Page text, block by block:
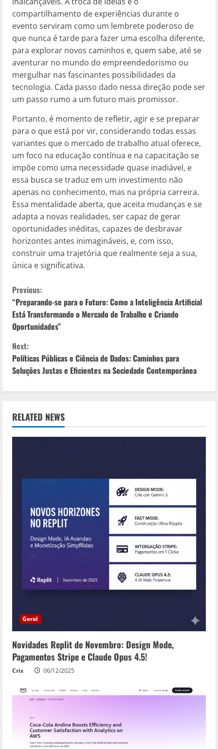
compartilhamento de experiências durante o
evento serviram como um lembrete poderoso de
que nunca é tarde para fazer uma escolha diferente,
para explorar novos caminhos e, quem sabe, até se
aventurar no mundo do empreendedorismo ou
mergulhar nas fascinantes possibilidades da
tecnologia. Cada passo dado nessa direção pode ser
um passo rumo a um futuro mais promissor.
Portanto, é momento de refletir, agir e se preparar
para o que está por vir, considerando todas essas
variantes que o mercado de trabalho atual oferece,
um foco na educação contínua e na capacitação se
impõe como uma necessidade quase inadiável, e
essa busca se traduz em um investimento não
apenas no conhecimento, mas na própria carreira.
Essa mentalidade aberta, que aceita mudanças e se
adapta a novas realidades, ser capaz de gerar
oportunidades inéditas, capazes de desbravar
horizontes antes inimagináveis, e, com isso,
construir uma trajetória que realmente seja a sua,
única e significativa.
C
o
n
t
i
n
u
e
Previous:
“Preparando-se para o Futuro: Como a Inteligência Artificial
Está Transformando o Mercado de Trabalho e Criando
Oportunidades”
Next:
Políticas Públicas e Ciência de Dados: Caminhos para
Soluções Justas e Eficientes na Sociedade Contemporânea
RELATED NEWS
Geral
Novidades Replit de Novembro: Design Mode,
Pagamentos Stripe e Claude Opus 4.5!
Cris 06/12/2025